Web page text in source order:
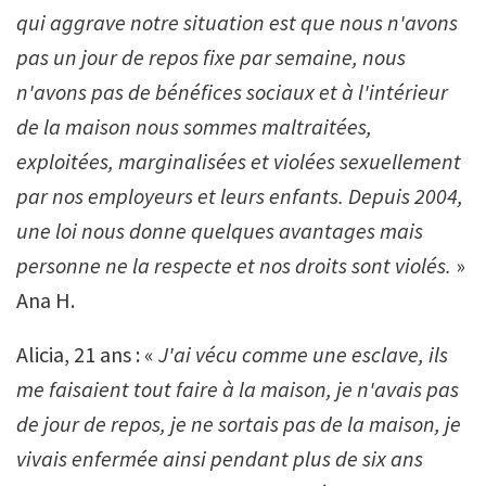
qui aggrave notre situation est que nous n'avons
pas un jour de repos fixe par semaine, nous
n'avons pas de bénéfices sociaux et à l'intérieur
de la maison nous sommes maltraitées,
exploitées, marginalisées et violées sexuellement
par nos employeurs et leurs enfants. Depuis 2004,
une loi nous donne quelques avantages mais
personne ne la respecte et nos droits sont violés. »
Ana H.
Alicia, 21 ans : « J'ai vécu comme une esclave, ils
me faisaient tout faire à la maison, je n'avais pas
de jour de repos, je ne sortais pas de la maison, je
vivais enfermée ainsi pendant plus de six ans